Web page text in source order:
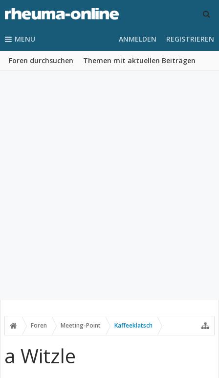
MENU
Foren durchsuchen Themen mit aktuellen Beiträgen
ANMELDEN REGISTRIEREN
Foren Meeting-Point Kaffeeklatsch
a Witzle